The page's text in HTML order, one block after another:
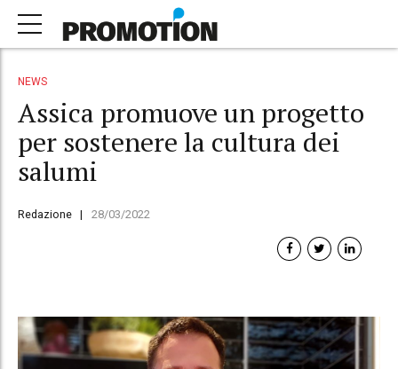
NEWS
Assica promuove un progetto
per sostenere la cultura dei
salumi
Redazione 28/03/2022